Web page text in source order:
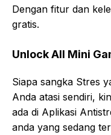
Dengan fitur dan
gratis.
Unlock All Mini
Siapa sangka Stres
Anda atasi sendiri,
ada di Aplikasi
anda yang sedang